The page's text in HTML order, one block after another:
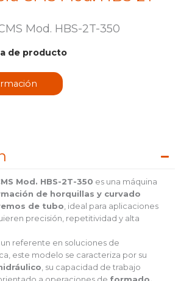
de
Mod. HBS-2T-350
de producto
Mod. HBS-2T-350 es una máquina
de horquillas y curvado
de tubo , ideal para aplicaciones
precisión, repetitividad y alta
, un referente en soluciones de
este modelo se caracteriza por su
, su capacidad de trabajo